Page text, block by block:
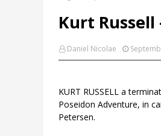
Kurt
Daniel Nicolae
KURT RUSSELL a
Poseidon Adventure, in
Petersen.